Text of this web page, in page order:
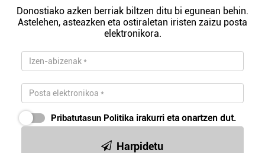
Donostiako azken berriak biltzen ditu bi egunean behin.
Astelehen, asteazken eta ostiraletan iristen zaizu posta
elektronikora.
Pribatutasun Politika irakurri eta onartzen dut.
Harpidetu